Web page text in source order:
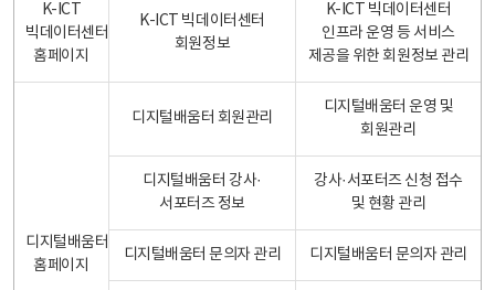
K-ICT
빅데이터센터
홈페이지
K-ICT 빅데이터센터
회원정보
K-ICT 빅데이터센터
인프라 운영 등 서비스
제공을 위한 회원정보 관리
디지털배움터
홈페이지
디지털배움터 회원관리
디지털배움터 운영 및
회원관리
디지털배움터 강사·
서포터즈 정보
강사·서포터즈 신청 접수
및 현황 관리
디지털배움터 문의자 관리 디지털배움터 문의자 관리